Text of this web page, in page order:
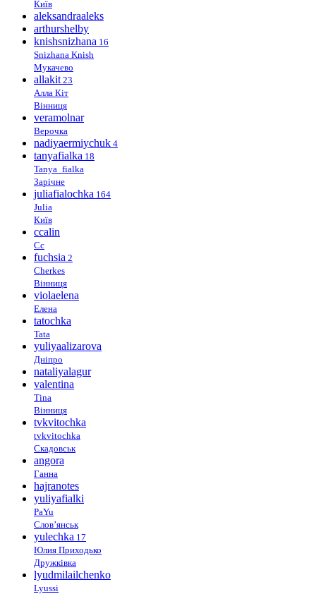
Київ
aleksandraaleks
arthurshelby
knishsnizhana 16
Snizhana Knish
Мукачево
allakit 23
Алла Кіт
Вінниця
veramolnar
Верочка
nadiyaermiychuk 4
tanyafialka 18
Tanya_fialka
Зарічне
juliafialochka 164
Julia
Київ
ccalin
Cc
fuchsia 2
Cherkes
Вінниця
violaelena
Елена
tatochka
Tata
yuliyaalizarova
Дніпро
nataliyalagur
valentina
Tina
Вінниця
tvkvitochka
tvkvitochka
Скадовськ
angora
Ганна
hajranotes
yuliyafialki
PaYu
Слов’янськ
yulechka 17
Юлия Приходько
Дружківка
lyudmilailchenko
Lyussi